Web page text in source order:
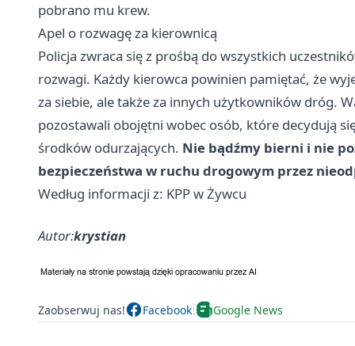
pobrano mu krew.
Apel o rozwagę za kierownicą
Policja zwraca się z prośbą do wszystkich
rozwagi. Każdy kierowca powinien pamiętać, że
za siebie, ale także za innych użytkowników dróg.
pozostawali obojętni wobec osób, które decydują
środków odurzających. Nie bądźmy bierni i nie
bezpieczeństwa w ruchu drogowym przez
Według informacji z: KPP w Żywcu
Autor:krystian
Zaobserwuj nas! Facebook Google News